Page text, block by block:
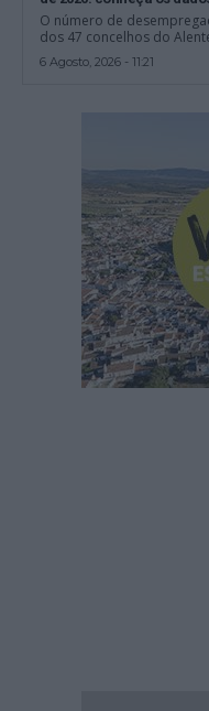
O número de
dos 47 concelhos do
6 Agosto, 2026 - 11:21